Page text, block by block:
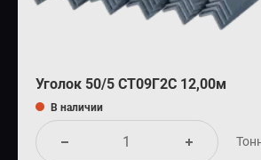
Уголок 50/5 СТ09Г2С 12,00м
В наличии